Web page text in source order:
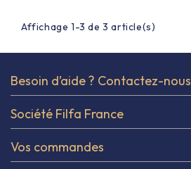
Affichage 1-3 de 3 article(s)
Besoin d’aide ? Contactez-nous
Société Filfa France
Vos commandes